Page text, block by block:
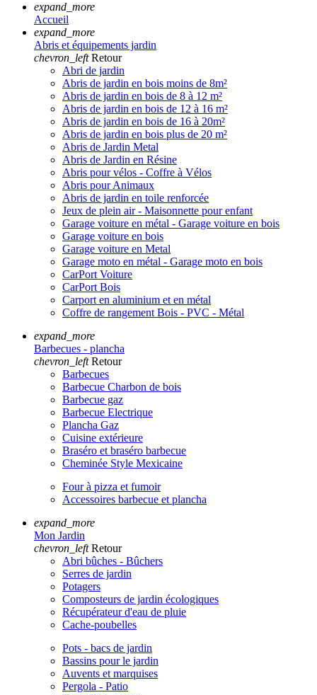
expand_more
Accueil
expand_more
Abris et équipements jardin
chevron_left Retour
Abri de jardin
Abris de jardin en bois moins de 8m²
Abris de jardin en bois de 8 à 12 m²
Abris de jardin en bois de 12 à 16 m²
Abris de jardin en bois de 16 à 20m²
Abris de jardin en bois plus de 20 m²
Abris de Jardin Metal
Abris de Jardin en Résine
Abris pour vélos - Coffre à Vélos
Abris pour Animaux
Abris de jardin en toile renforcée
Jeux de plein air - Maisonnette pour enfant
Garage voiture en métal - Garage voiture en bois
Garage voiture en bois
Garage voiture en Metal
Garage moto en métal - Garage moto en bois
CarPort Voiture
CarPort Bois
Carport en aluminium et en métal
Coffre de rangement Bois - PVC - Métal
expand_more
Barbecues - plancha
chevron_left Retour
Barbecues
Barbecue Charbon de bois
Barbecue gaz
Barbecue Electrique
Plancha Gaz
Cuisine extérieure
Braséro et braséro barbecue
Cheminée Style Mexicaine
Four à pizza et fumoir
Accessoires barbecue et plancha
expand_more
Mon Jardin
chevron_left Retour
Abri bûches - Bûchers
Serres de jardin
Potagers
Composteurs de jardin écologiques
Récupérateur d'eau de pluie
Cache-poubelles
Pots - bacs de jardin
Bassins pour le jardin
Auvents et marquises
Pergola - Patio